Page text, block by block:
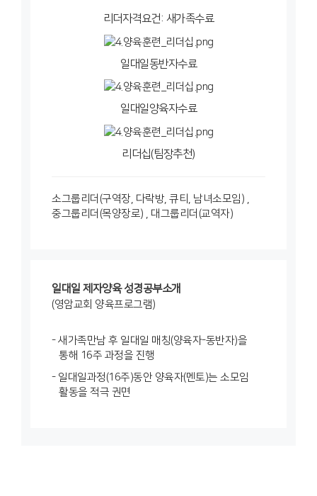
리더자격요건: 새가족수료
일대일동반자수료
일대일양육자수료
리더십(팀장추천)
소그룹리더(구역장, 다락방, 큐티, 남녀소모임) ,
중그룹리더(목양장로) , 대그룹리더(교역자)
일대일 제자양육 성경공부소개
(영암교회 양육프로그램)
새가족만남 후 일대일 매칭(양육자-동반자)을
통해 16주 과정을 진행
일대일과정(16주)동안 양육자(멘토)는 소모임
활동을 적극 권면